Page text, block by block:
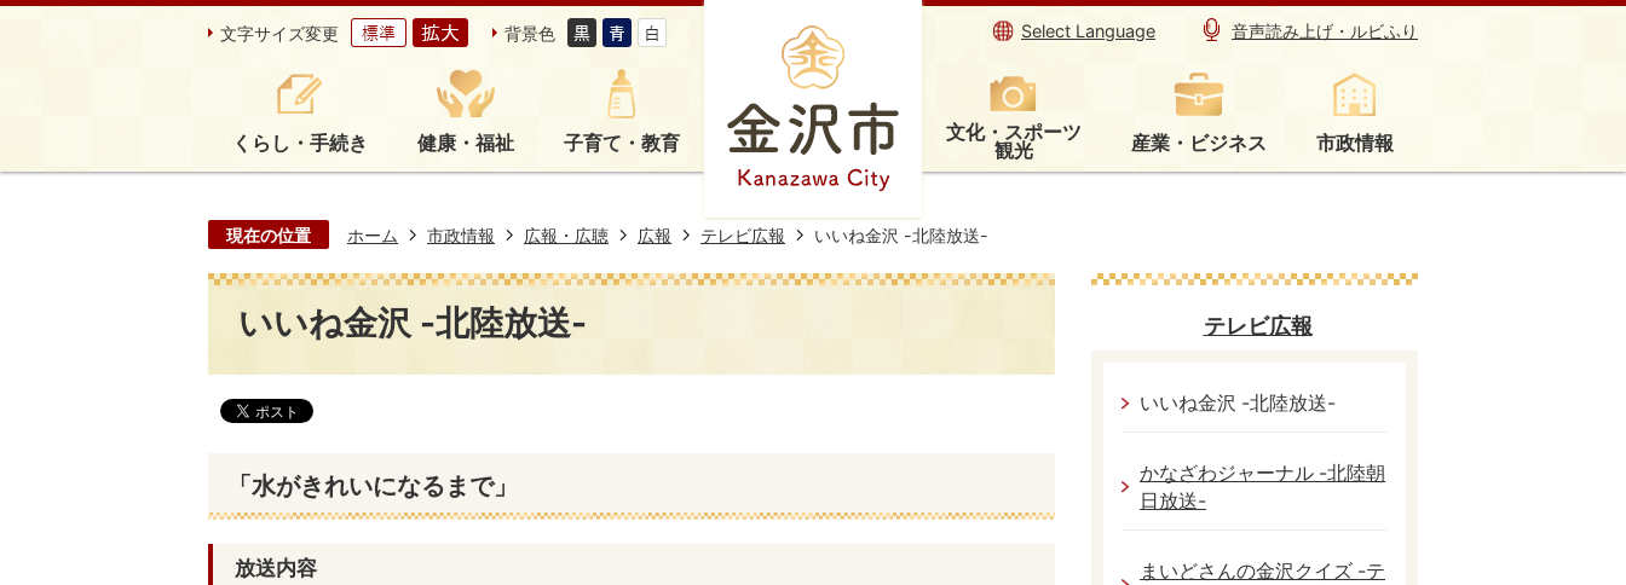
文字サイズ変更 背景色 Select Language 音声読み上げ・ルビふり
くらし・手続き 健康・福祉 子育て・教育 文化・スポーツ
観光 産業・ビジネス 市政情報
現在の位置 ホーム 市政情報 広報・広聴 広報 テレビ広報 いいね金沢 -北陸放送-
いいね金沢 -北陸放送-
「水がきれいになるまで」
放送内容
テレビ広報
いいね金沢 -北陸放送-
かなざわジャーナル -北陸朝
日放送-
まいどさんの金沢クイズ -テ